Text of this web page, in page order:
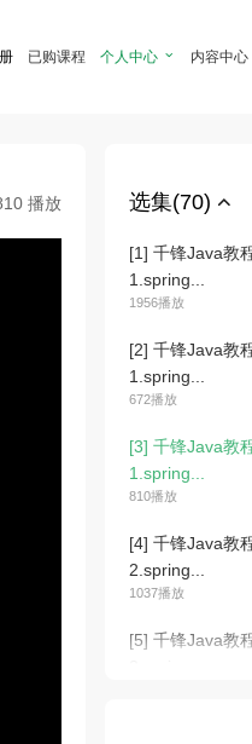
已购课程 个人中心  内容中心
播放 选集(70)
[1] 千锋Java教
1.spring...
1956播放
[2] 千锋Java教
1.spring...
672播放
[3] 千锋Java教
1.spring...
810播放
[4] 千锋Java教
2.spring...
1037播放
[5] 千锋Java教